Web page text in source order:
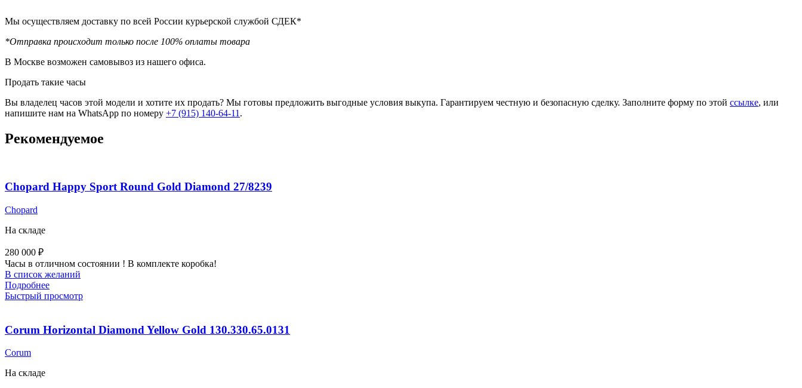
Мы осуществляем доставку по всей России курьерской службой СДЕК*
*Отправка происходит только после 100% оплаты товара
В Москве возможен самовывоз из нашего офиса.
Продать такие часы
Вы владелец часов этой модели и хотите их продать? Мы готовы предложить выгодные условия выкупа. Гарантируем честную и безопасную сделку. Заполните форму по этой ссылке, или
напишите нам на WhatsApp по номеру +7 (915) 140-64-11 .
Рекомендуемое
Chopard Happy Sport Round Gold Diamond 27/8239
Chopard
На складе
280 000 ₽
Часы в отличном состоянии ! В комплекте коробка!
В список желаний
Подробнее
Быстрый просмотр
Corum Horizontal Diamond Yellow Gold 130.330.65.0131
Corum
На складе